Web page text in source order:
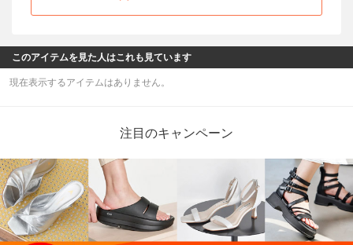
このアイテムを見た人はこれも見ています
現在表示するアイテムはありません。
注目のキャンペーン